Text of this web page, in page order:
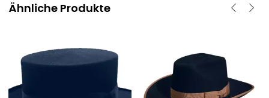
Produktseite
Ähnliche Produkte